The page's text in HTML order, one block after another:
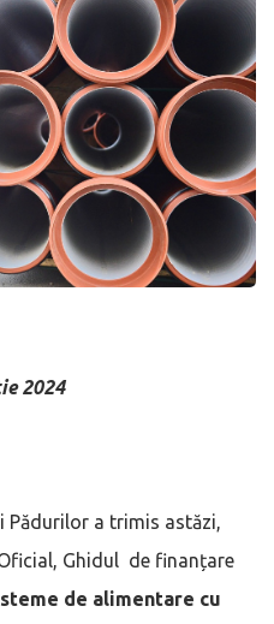
DE PRESĂ
2024
Pădurilor a trimis astăzi,
Ghidul de finanțare
de alimentare cu